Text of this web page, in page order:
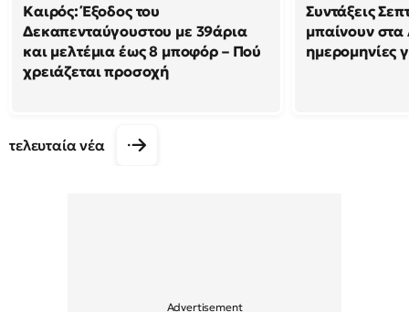
Καιρός: Έξοδος του
Δεκαπενταύγουστου με 39άρια
και μελτέμια έως 8 μποφόρ – Πού
χρειάζεται προσοχή
Συντάξεις
μπαίνουν
ημερομηνίες
τελευταία νέα